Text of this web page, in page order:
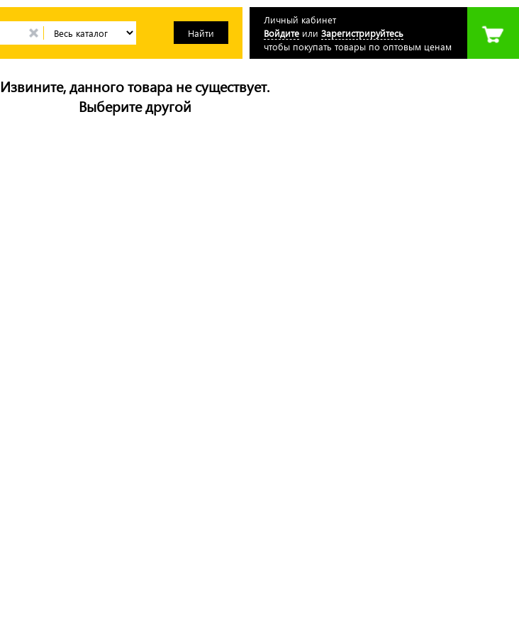
Личный кабинет
Войдите или Зарегистрируйтесь
чтобы покупать товары по оптовым ценам
Извините, данного товара не существует.
Выберите другой